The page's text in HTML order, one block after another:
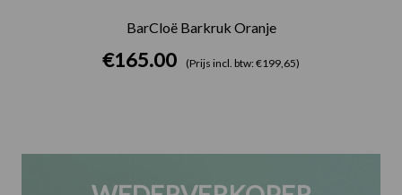
BarCloë Barkruk Oranje
€165.00 (Prijs incl. btw: €199,65)